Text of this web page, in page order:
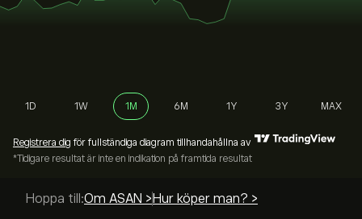
1D 1W 1M 6M 1Y 3Y MAX
Registrera dig för fullständiga diagram tillhandahållna av
*Tidigare resultat är inte en indikation på framtida resultat
Hoppa till:Om ASAN > Hur köper man? >